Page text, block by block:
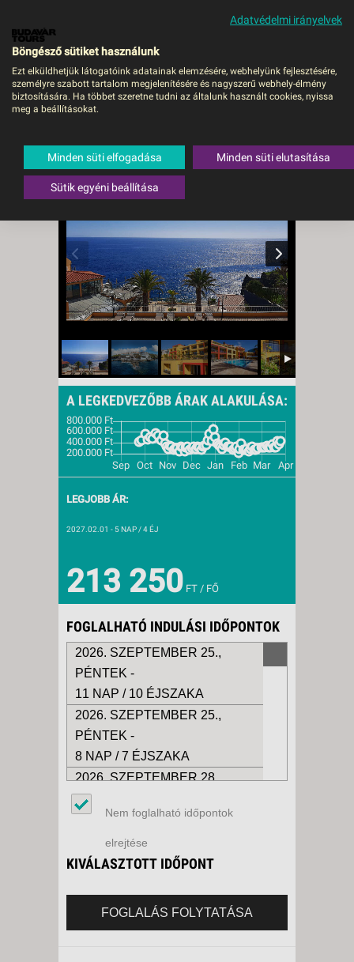
MENÜ
CAIS DA OLIVEIRA - BUD,
Portugália,Madeira, Canico
A LEGKEDVEZŐBB ÁRAK ALAKULÁSA:
LEGJOBB ÁR:
2027.02.01 - 5 NAP / 4 ÉJ
213 250 FT / FŐ
FOGLALHATÓ INDULÁSI IDŐPONTOK
2026. SZEPTEMBER 25.,
PÉNTEK -
11 NAP / 10 ÉJSZAKA
2026. SZEPTEMBER 25.,
PÉNTEK -
8 NAP / 7 ÉJSZAKA
2026. SZEPTEMBER 28.,
HÉTFŐ -
12 NAP / 11 ÉJSZAKA
2026. SZEPTEMBER 28.,
HÉTFŐ -
2026. OKTÓBER 02., PÉNTEK -
Nem foglalható időpontok
elrejtése
KIVÁLASZTOTT IDŐPONT
FOGLALÁS FOLYTATÁSA
Adatvédelmi irányelvek
Böngésző sütiket használunk
Ezt elküldhetjük látogatóink adatainak elemzésére, webhelyünk fejlesztésére,
személyre szabott tartalom megjelenítésére és nagyszerű webhely-élmény
biztosítására. Ha többet szeretne tudni az általunk használt cookies, nyissa
meg a beállításokat.
Minden süti elfogadása Minden süti elutasítása
Sütik egyéni beállítása